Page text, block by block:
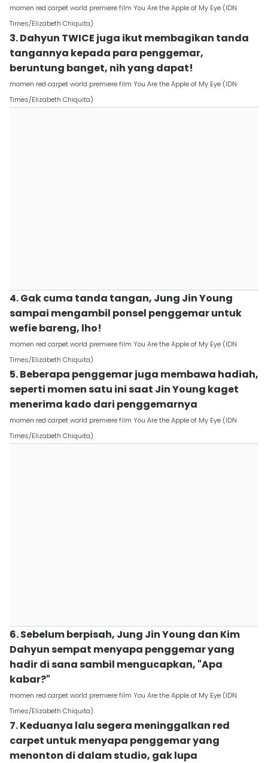
momen red carpet world premiere film You Are the Apple of My Eye (IDN
Times/Elizabeth Chiquita)
3. Dahyun TWICE juga ikut membagikan tanda
tangannya kepada para penggemar,
beruntung banget, nih yang dapat!
momen red carpet world premiere film You Are the Apple of My Eye (IDN
Times/Elizabeth Chiquita)
4. Gak cuma tanda tangan, Jung Jin Young
sampai mengambil ponsel penggemar untuk
wefie bareng, lho!
momen red carpet world premiere film You Are the Apple of My Eye (IDN
Times/Elizabeth Chiquita)
5. Beberapa penggemar juga membawa hadiah,
seperti momen satu ini saat Jin Young kaget
menerima kado dari penggemarnya
momen red carpet world premiere film You Are the Apple of My Eye (IDN
Times/Elizabeth Chiquita)
6. Sebelum berpisah, Jung Jin Young dan Kim
Dahyun sempat menyapa penggemar yang
hadir di sana sambil mengucapkan, "Apa
kabar?"
momen red carpet world premiere film You Are the Apple of My Eye (IDN
Times/Elizabeth Chiquita)
7. Keduanya lalu segera meninggalkan red
carpet untuk menyapa penggemar yang
menonton di dalam studio, gak lupa